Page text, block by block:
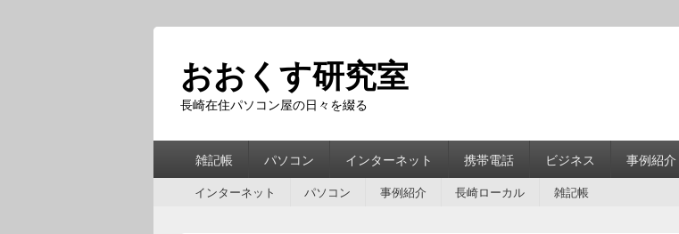
おおくす研究室
長崎在住パソコン屋の日々を綴る
雑記帳 パソコン インターネット 携帯電話 ビジネス 事例紹介
インターネット パソコン 事例紹介 長崎ローカル 雑記帳